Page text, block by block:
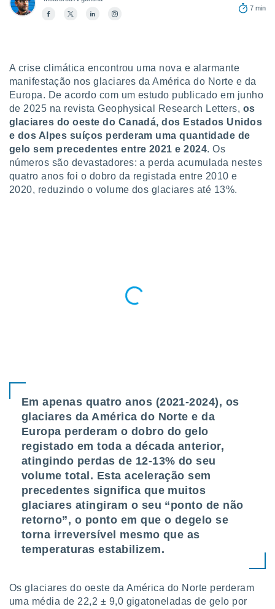
lhe
e
na nossa
e
a
cookies
parte
cookies
ou
Pode
de
ao
7 min
A crise climática encontrou uma nova e alarmante
manifestação nos glaciares da América do Norte e da
Europa. De acordo com um estudo publicado em junho
de 2025 na revista Geophysical Research Letters, os
glaciares do oeste do Canadá, dos Estados Unidos
e dos Alpes suíços perderam uma quantidade de
gelo sem precedentes entre 2021 e 2024. Os
números são devastadores: a perda acumulada nestes
quatro anos foi o dobro da registada entre 2010 e
2020, reduzindo o volume dos glaciares até 13%.
Em apenas quatro anos (2021-2024), os
glaciares da América do Norte e da
Europa perderam o dobro do gelo
registado em toda a década anterior,
atingindo perdas de 12-13% do seu
volume total. Esta aceleração sem
precedentes significa que muitos
glaciares atingiram o seu “ponto de não
retorno”, o ponto em que o degelo se
torna irreversível mesmo que as
temperaturas estabilizem.
Os glaciares do oeste da América do Norte perderam
uma média de 22,2 ± 9,0 gigatoneladas de gelo por